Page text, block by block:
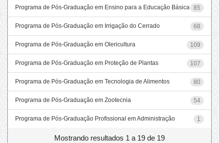
Programa de Pós-Graduação em Ensino para a Educação Básica 85
Programa de Pós-Graduação em Irrigação do Cerrado 68
Programa de Pós-Graduação em Olericultura 109
Programa de Pós-Graduação em Proteção de Plantas 107
Programa de Pós-Graduação em Tecnologia de Alimentos 80
Programa de Pós-Graduação em Zootecnia 54
Programa de Pós-Graduação Profissional em Administração 1
Mostrando resultados 1 a 19 de 19